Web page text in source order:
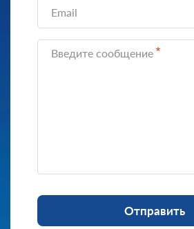
Email
Введите сообщение
Отправить